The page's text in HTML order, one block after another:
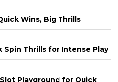
Wins, Big Thrills
Spin Thrills for Intense Play
Playground for Quick